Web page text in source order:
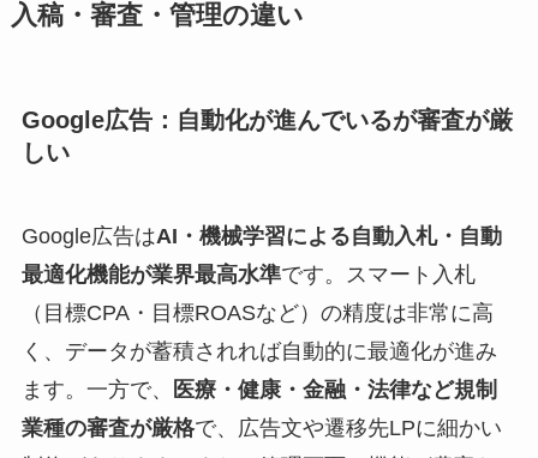
入稿・審査・管理の違い
Google広告：自動化が進んでいるが審査が厳
しい
Google広告はAI・機械学習による自動入札・自動
最適化機能が業界最高水準です。スマート入札
（目標CPA・目標ROASなど）の精度は非常に高
く、データが蓄積されれば自動的に最適化が進み
ます。一方で、
医療・健康・金融・法律など規制
業種の審査が厳格で、広告文や遷移先LPに細かい